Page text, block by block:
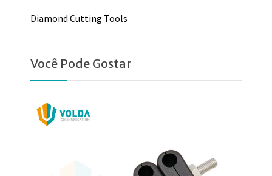
Diamond Cutting Tools
Você Pode Gostar